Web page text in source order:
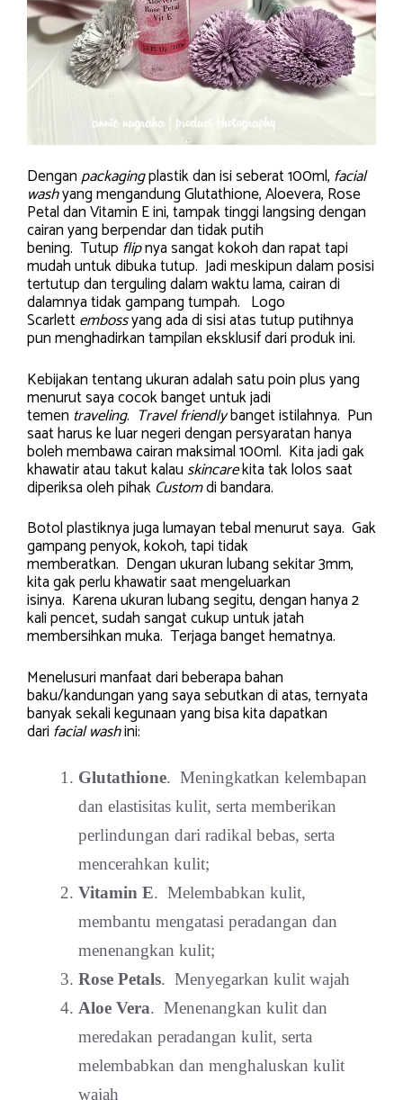
Denganpackagingplastik dan isi seberat 100ml, facial
washyang mengandung Glutathione, Aloevera, Rose
Petal dan Vitamin E ini, tampak tinggi langsing dengan
cairan yang berpendar dan tidak putih
bening. Tutup flipnya sangat kokoh dan rapat tapi
mudah untuk dibuka tutup. Jadi meskipun dalam posisi
tertutup dan terguling dalam waktu lama, cairan di
dalamnya tidak gampang tumpah. Logo
Scarlettembossyang ada di sisi atas tutup putihnya
pun menghadirkan tampilan eksklusif dari produk ini.
Kebijakan tentang ukuran adalah satu poin plus yang
menurut saya cocok banget untuk jadi
temen traveling. Travel friendlybanget istilahnya. Pun
saat harus ke luar negeri dengan persyaratan hanya
boleh membawa cairan maksimal 100ml. Kita jadi gak
khawatir atau takut kalau skincarekita tak lolos saat
diperiksa oleh pihak Customdi bandara.
Botol plastiknya juga lumayan tebal menurut saya. Gak
gampang penyok, kokoh, tapi tidak
memberatkan. Dengan ukuran lubang sekitar 3mm,
kita gak perlu khawatir saat mengeluarkan
isinya. Karena ukuran lubang segitu, dengan hanya 2
kali pencet, sudah sangat cukup untuk jatah
membersihkan muka. Terjaga banget hematnya.
Menelusuri manfaat dari beberapa bahan
baku/kandungan yang saya sebutkan di atas, ternyata
banyak sekali kegunaan yang bisa kita dapatkan
dari facial washini:
Glutathione. Meningkatkan kelembapan
dan elastisitas kulit, serta memberikan
perlindungan dari radikal bebas, serta
mencerahkan kulit;
Vitamin E. Melembabkan kulit,
membantu mengatasi peradangan dan
menenangkan kulit;
Rose Petals. Menyegarkan kulit wajah
Aloe Vera. Menenangkan kulit dan
meredakan peradangan kulit, serta
melembabkan dan menghaluskan kulit
wajah